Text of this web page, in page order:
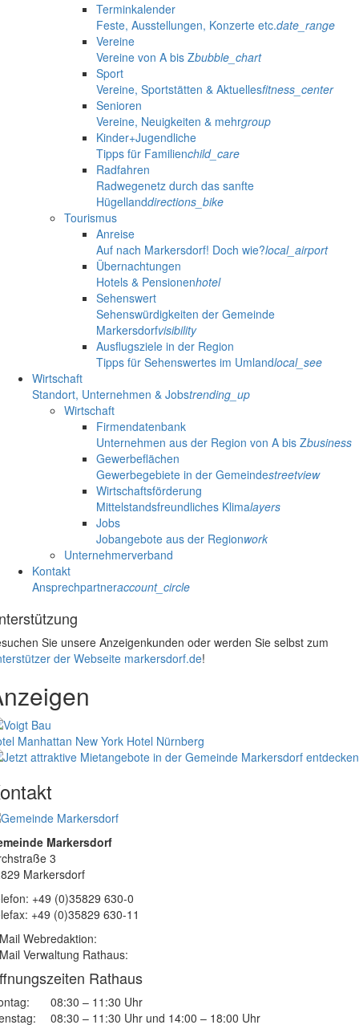
Terminkalender
Feste, Ausstellungen, Konzerte etc.date_range
Vereine
Vereine von A bis Zbubble_chart
Sport
Vereine, Sportstätten & Aktuellesfitness_center
Senioren
Vereine, Neuigkeiten & mehrgroup
Kinder+Jugendliche
Tipps für Familienchild_care
Radfahren
Radwegenetz durch das sanfte
Hügellanddirections_bike
Tourismus
Anreise
Auf nach Markersdorf! Doch wie?local_airport
Übernachtungen
Hotels & Pensionenhotel
Sehenswert
Sehenswürdigkeiten der Gemeinde
Markersdorfvisibility
Ausflugsziele in der Region
Tipps für Sehenswertes im Umlandlocal_see
Wirtschaft
Standort, Unternehmen & Jobstrending_up
Wirtschaft
Firmendatenbank
Unternehmen aus der Region von A bis Zbusiness
Gewerbeflächen
Gewerbegebiete in der Gemeindestreetview
Wirtschaftsförderung
Mittelstandsfreundliches Klimalayers
Jobs
Jobangebote aus der Regionwork
Unternehmerverband
Kontakt
Ansprechpartneraccount_circle
Sie unsere Anzeigenkunden oder werden Sie selbst zum
der Webseite markersdorf.de!
Manhattan New York Hotel Nürnberg
Markersdorf
3
Markersdorf
+49 (0)35829 630-0
+49 (0)35829 630-11
Webredaktion:
Verwaltung Rathaus:
Rathaus
08:30 – 11:30 Uhr
08:30 – 11:30 Uhr und 14:00 – 18:00 Uhr